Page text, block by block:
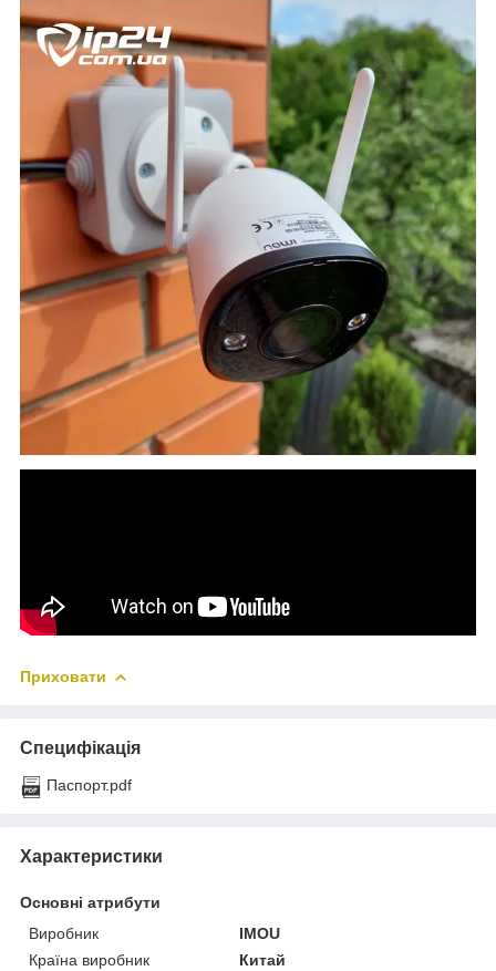
Приховати
Специфікація
Паспорт.pdf
Характеристики
Основні атрибути
Виробник
IMOU
Країна виробник
Китай